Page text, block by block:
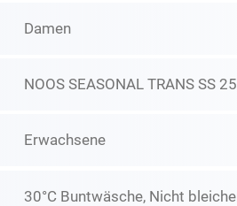
Damen
NOOS SEASONAL TRANS SS
Erwachsene
30°C Buntwäsche, Nicht